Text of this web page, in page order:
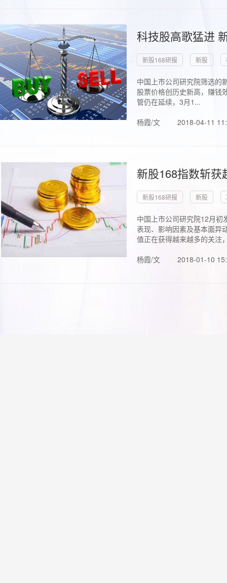
科技股高歌猛进
新股168研报 新股
中国上市公司研究院筛选的
股票价格创历史新高，赚钱
管仍在延续，3月1...
杨霞/文
2018-04-11
新股168指数斩
新股168研报 新股
中国上市公司研究院12月初
表现、影响因素及基本面异
值正在获得越来越多的关注
杨霞/文
2018-01-10